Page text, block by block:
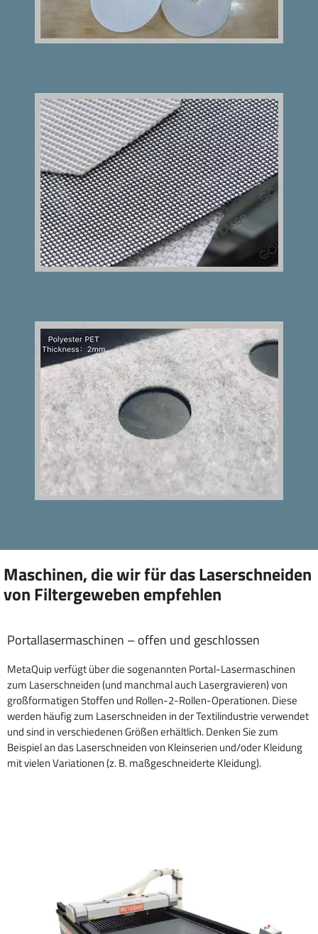
Maschinen, die wir für das Laserschneiden
von Filtergeweben empfehlen
Portallasermaschinen – offen und geschlossen
MetaQuip verfügt über die sogenannten Portal-Lasermaschinen
zum Laserschneiden (und manchmal auch Lasergravieren) von
großformatigen Stoffen und Rollen-2-Rollen-Operationen. Diese
werden häufig zum Laserschneiden in der Textilindustrie verwendet
und sind in verschiedenen Größen erhältlich. Denken Sie zum
Beispiel an das Laserschneiden von Kleinserien und/oder Kleidung
mit vielen Variationen (z. B. maßgeschneiderte Kleidung).